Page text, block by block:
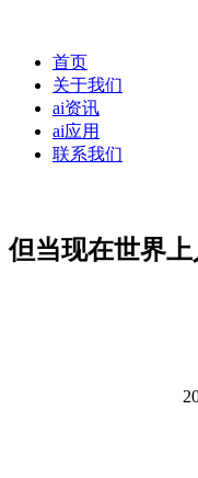
首页
关于我们
ai资讯
ai应用
联系我们
但当现在世界